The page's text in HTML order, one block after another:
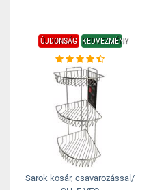
ÚJDONSÁG KEDVEZMÉNY
Sarok kosár, csavarozással/